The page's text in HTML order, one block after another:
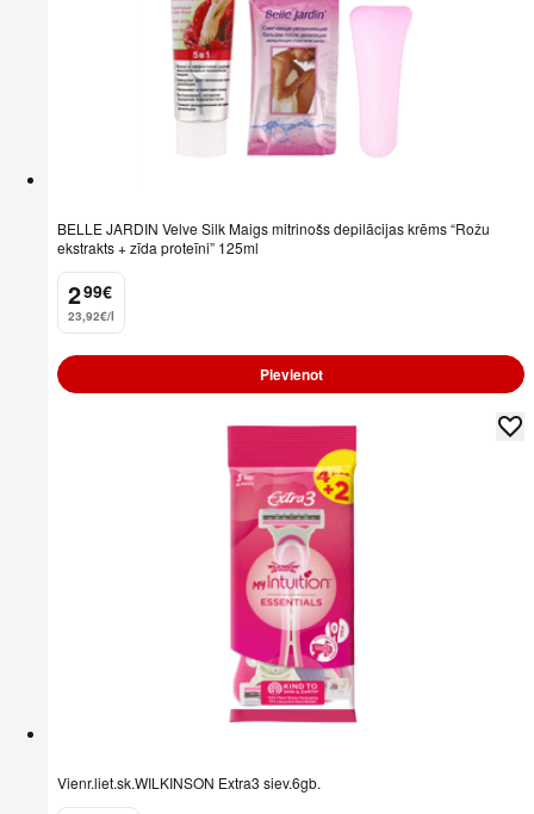
BELLE JARDIN Velve Silk Maigs mitrinošs depilācijas krēms “Rožu
ekstrakts + zīda proteīni” 125ml
2
. 99€
23,92€/l
Pievienot
Vienr.liet.sk.WILKINSON Extra3 siev.6gb.